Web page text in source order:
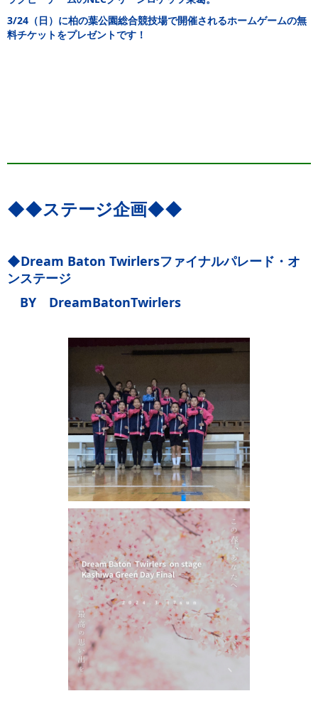
3/24（日）に柏の葉公園総合競技場で開催されるホームゲームの無
料チケットをプレゼントです！
◆◆‍ステージ企画◆◆
◆Dream Baton Twirlersファイナルパレード・オ
ンステージ
BY DreamBatonTwirlers